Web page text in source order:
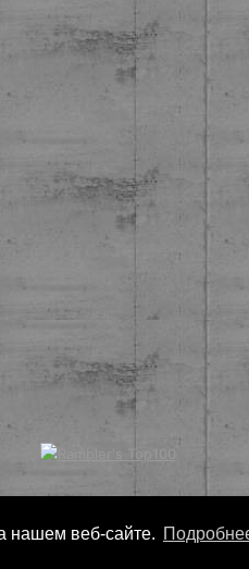
нашем веб-сайте.
Copyright Nonarko2026 - Все права